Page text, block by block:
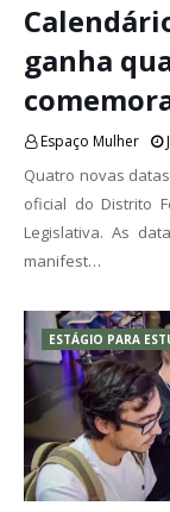
ganha
Espaço Mulher
Quatro novas
oficial do Distrito
Legislativa. As
manifest…
ESTÁGIO PARA